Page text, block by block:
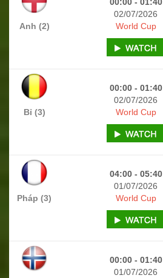
02/07/2026
Anh (2)
World Cup
00:00 - 01:40
02/07/2026
Bỉ (3)
World Cup
04:00 - 05:40
01/07/2026
Pháp (3)
World Cup
00:00 - 01:40
01/07/2026